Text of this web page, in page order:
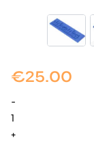
€25.00
-
quantité
de
+